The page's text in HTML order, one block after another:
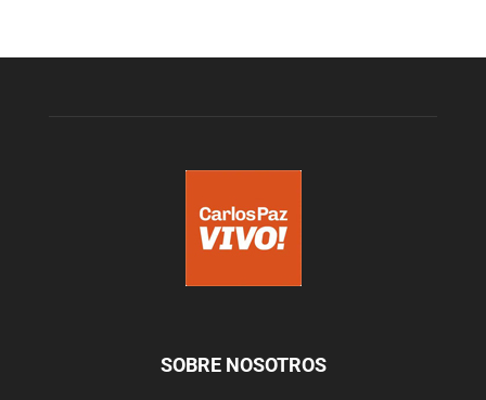
SOBRE NOSOTROS